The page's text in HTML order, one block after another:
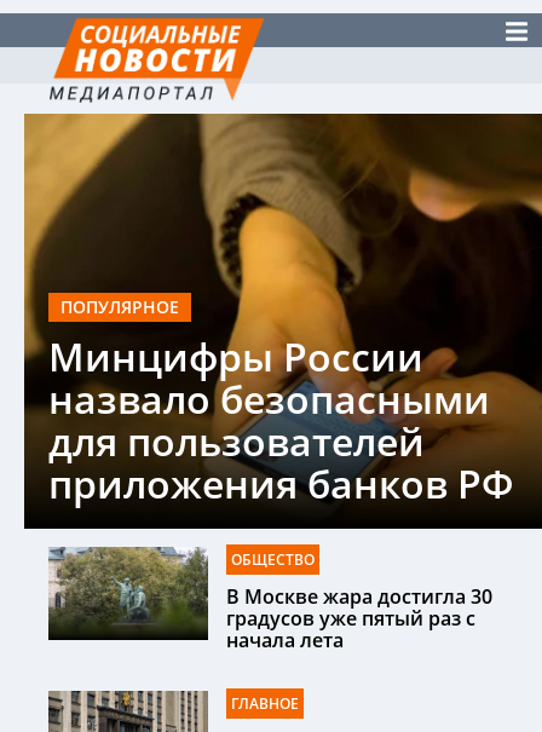
ПОПУЛЯРНОЕ
Минцифры России
назвало безопасными
для пользователей
приложения банков РФ
ОБЩЕСТВО
В Москве жара достигла 30
градусов уже пятый раз с
начала лета
ГЛАВНОЕ